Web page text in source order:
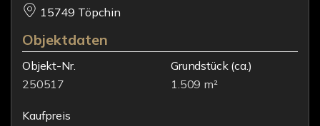
15749 Töpchin
Objektdaten
Objekt-Nr.
250517
Grundstück(ca.)
1.509 m²
Kaufpreis